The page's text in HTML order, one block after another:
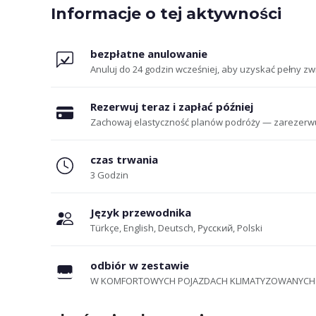
Informacje o tej aktywności
bezpłatne anulowanie
Anuluj do 24 godzin wcześniej, aby uzyskać pełny
Rezerwuj teraz i zapłać później
Zachowaj elastyczność planów podróży —
czas trwania
3 Godzin
Język przewodnika
Türkçe, English, Deutsch, Русский, Polski
odbiór w zestawie
W KOMFORTOWYCH POJAZDACH KLIMATYZOWANYCH